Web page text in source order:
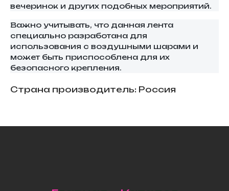
вечеринок и других подобных мероприятий.
Важно учитывать, что данная лента
специально разработана для
использования с воздушными шарами и
может быть приспособлена для их
безопасного крепления.
Страна производитель: Россия